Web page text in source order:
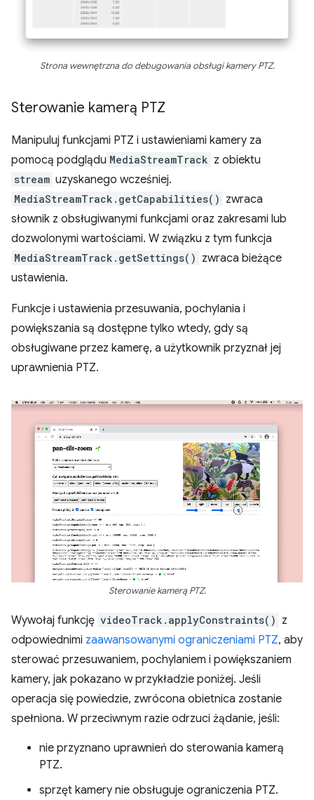
Strona wewnętrzna do debugowania obsługi kamery PTZ.
Sterowanie kamerą PTZ
Manipuluj funkcjami PTZ i ustawieniami kamery za
pomocą podglądu MediaStreamTrack z obiektu
stream uzyskanego wcześniej.
MediaStreamTrack.getCapabilities() zwraca
słownik z obsługiwanymi funkcjami oraz zakresami lub
dozwolonymi wartościami. W związku z tym funkcja
MediaStreamTrack.getSettings() zwraca bieżące
ustawienia.
Funkcje i ustawienia przesuwania, pochylania i
powiększania są dostępne tylko wtedy, gdy są
obsługiwane przez kamerę, a użytkownik przyznał jej
uprawnienia PTZ.
Sterowanie kamerą PTZ.
Wywołaj funkcję videoTrack.applyConstraints() z
odpowiednimi zaawansowanymi ograniczeniami PTZ, aby
sterować przesuwaniem, pochylaniem i powiększaniem
kamery, jak pokazano w przykładzie poniżej. Jeśli
operacja się powiedzie, zwrócona obietnica zostanie
spełniona. W przeciwnym razie odrzuci żądanie, jeśli:
nie przyznano uprawnień do sterowania kamerą
PTZ.
sprzęt kamery nie obsługuje ograniczenia PTZ.